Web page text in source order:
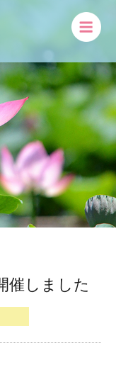
催しました